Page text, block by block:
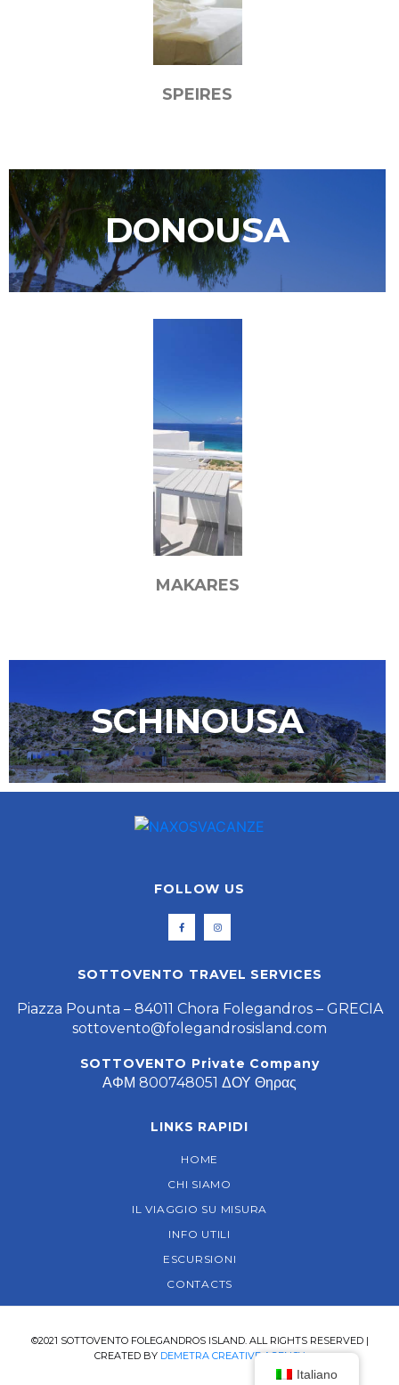
SPEIRES
DONOUSA
MAKARES
SCHINOUSA
FOLLOW US
SOTTOVENTO TRAVEL SERVICES
Piazza Pounta – 84011 Chora Folegandros – GRECIA
sottovento@folegandrosisland.com
SOTTOVENTO Private Company
ΑΦΜ 800748051 ΔΟΥ Θηρας
LINKS RAPIDI
HOME
CHI SIAMO
IL VIAGGIO SU MISURA
INFO UTILI
ESCURSIONI
CONTACTS
©2021 SOTTOVENTO FOLEGANDROS ISLAND. ALL RIGHTS RESERVED |
CREATED BY DEMETRA CREATIVE AGENCY
Italiano